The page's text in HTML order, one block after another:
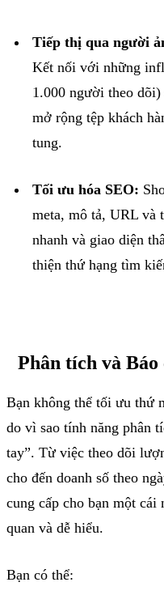
Tiếp thị qua người
Kết nối với những
1.000 người theo dõi)
mở rộng tệp khách
tung.
Tối ưu hóa SEO:
meta, mô tả, URL và
nhanh và giao diện
thiện thứ hạng tìm
Phân tích và Báo
Bạn không thể tối ưu thứ
do vì sao tính năng phân
tay”. Từ việc theo dõi
cho đến doanh số theo
cung cấp cho bạn một
quan và dễ hiểu.
Bạn có thể: